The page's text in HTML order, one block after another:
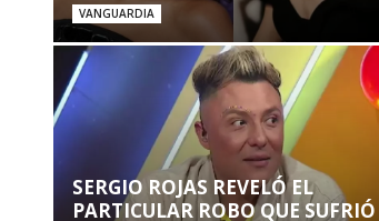
VANGUARDIA
SERGIO ROJAS REVELÓ EL
PARTICULAR ROBO QUE SUFRIÓ